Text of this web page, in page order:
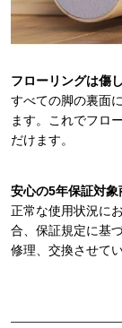
フローリングは傷
すべての脚の裏面
ます。これでフロ
だけます。
安心の5年保証対象
正常な使用状況に
合、保証規定に基
修理、交換させて